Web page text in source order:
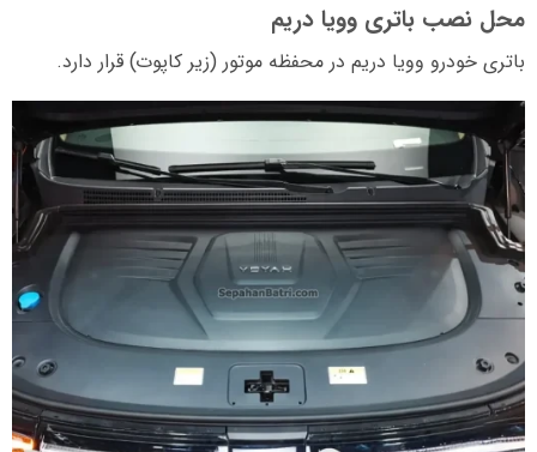
محل نصب باتری وویا دریم
باتری خودرو وویا دریم در محفظه موتور (زیر کاپوت) قرار دارد.